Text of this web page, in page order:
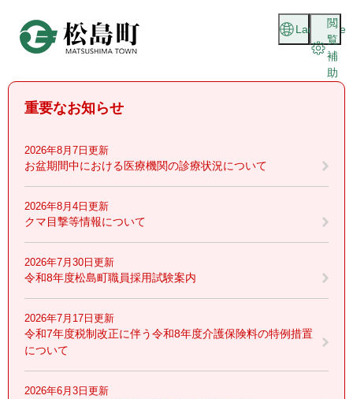
頭
閲
覧
補
助
Language
重要なお知らせ
2026年8月7日更新
お盆期間中における医療機関の診療状況について
2026年8月4日更新
クマ目撃等情報について
2026年7月30日更新
令和8年度松島町職員採用試験案内
2026年7月17日更新
令和7年度税制改正に伴う令和8年度介護保険料の特例措置
について
2026年6月3日更新